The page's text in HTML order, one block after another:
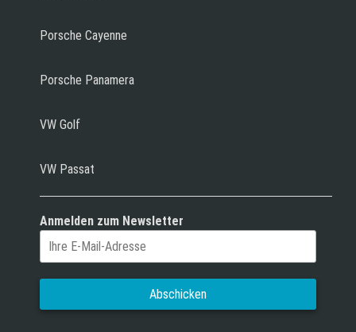
Porsche Cayenne
Porsche Panamera
VW Golf
VW Passat
Anmelden zum Newsletter